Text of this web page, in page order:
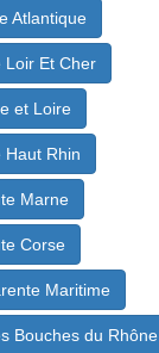
Atlantique
Loir Et Cher
et Loire
Haut Rhin
Marne
Corse
Maritime
Bouches du Rhône